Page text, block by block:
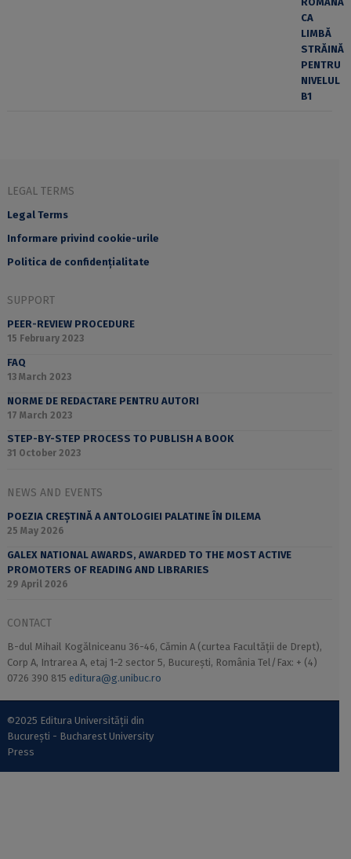
LEGAL TERMS
Legal Terms
Informare privind cookie-urile
Politica de confidențialitate
SUPPORT
PEER-REVIEW PROCEDURE
15 February 2023
FAQ
13 March 2023
NORME DE REDACTARE PENTRU AUTORI
17 March 2023
STEP-BY-STEP PROCESS TO PUBLISH A BOOK
31 October 2023
NEWS AND EVENTS
POEZIA CREȘTINĂ A ANTOLOGIEI PALATINE ÎN DILEMA
25 May 2026
GALEX NATIONAL AWARDS, AWARDED TO THE MOST ACTIVE
PROMOTERS OF READING AND LIBRARIES
29 April 2026
CONTACT
B-dul Mihail Kogălniceanu 36-46, Cămin A (curtea Facultății de Drept),
Corp A, Intrarea A, etaj 1-2 sector 5, București, România Tel/Fax: + (4)
0726 390 815 editura@g.unibuc.ro
©2025 Editura Universității din
București - Bucharest University
Press